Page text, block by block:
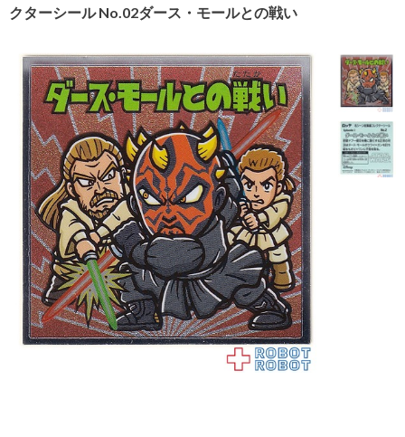
クターシール No.02ダース・モールとの戦い